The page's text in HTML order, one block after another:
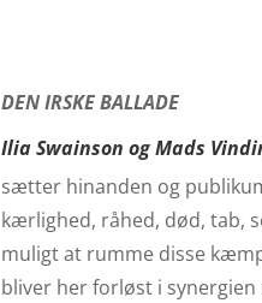
DEN IRSKE BALLADE
Ilia Swainson og Mads
sætter hinanden og
kærlighed, råhed, død, tab,
muligt at rumme disse
bliver her forløst i